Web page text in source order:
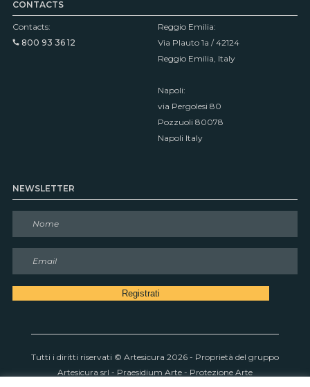
CONTACTS
Contacts:
800 93 36 12
Reggio Emilia:
Via Plauto 1a / 42124
Reggio Emilia, Italy
Napoli:
via Pergolesi 80
Pozzuoli 80078
Napoli Italy
NEWSLETTER
m
*
a
i
Registrati
Tutti i diritti riservati © Artesicura 2026 - Proprietà del gruppo
Artesicura srl - Praesidium Arte - Protezione Arte